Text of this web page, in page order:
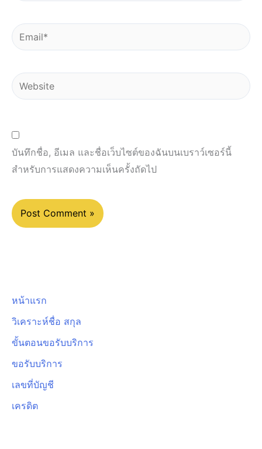
Email*
Website
บันทึกชื่อ, อีเมล และชื่อเว็บไซต์ของฉันบนเบราว์เซอร์นี้
สำหรับการแสดงความเห็นครั้งถัดไป
หน้าแรก
วิเคราะห์ชื่อ สกุล
ขั้นตอนขอรับบริการ
ขอรับบริการ
เลขที่บัญชี
เครดิต